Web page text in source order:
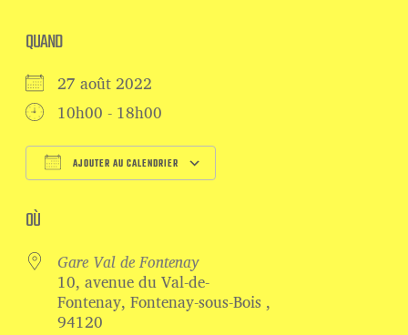
QUAND
27 août 2022
10h00 - 18h00
AJOUTER AU CALENDRIER
OÙ
Gare Val de Fontenay
10, avenue du Val-de-
Fontenay, Fontenay-sous-Bois ,
94120